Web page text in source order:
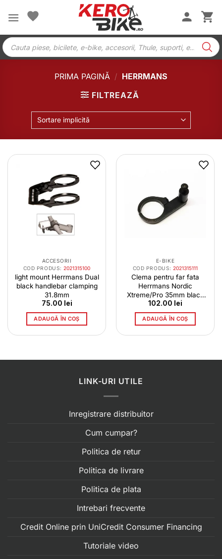
Products
search
PRIMA PAGINĂ / HERRMANS
FILTREAZĂ
Sortare implicită
ACCESORII
COD PRODUS:2021315100
light mount Herrmans Dual
black handlebar clamping
31.8mm
75.00 lei
ADAUGĂ ÎN COȘ
E-BIKE
COD PRODUS:2021315111
Clema pentru far fata
Herrmans Nordic
Xtreme/Pro 35mm black
5099-0053
102.00 lei
ADAUGĂ ÎN COȘ
LINK-URI UTILE
Inregistrare distribuitor
Cum cumpar?
Politica de retur
Politica de livrare
Politica de plata
Intrebari frecvente
Credit Online prin UniCredit Consumer Financing
Tutoriale video